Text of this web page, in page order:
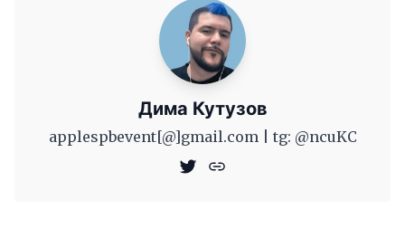
Дима Кутузов
applespbevent[@]gmail.com | tg: @ncuKC